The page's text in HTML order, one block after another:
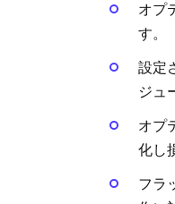
オプ
す。
設定
ジュ
オプ
化し
フラ